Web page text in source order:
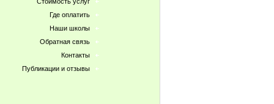
Где оплатить
Наши школы
Обратная связь
Контакты
Публикации и отзывы